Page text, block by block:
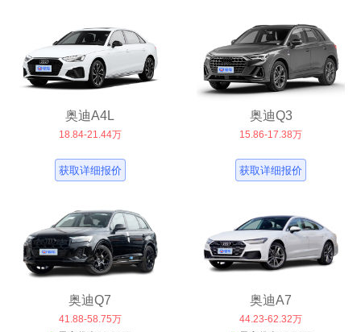
奥迪A4L
18.84-21.44万
获取详细报价
奥迪Q3
15.86-17.38万
获取详细报价
奥迪Q7
41.88-58.75万
奥迪A7
44.23-62.32万